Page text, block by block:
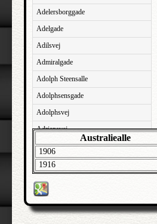
Adelersborggade
Adelgade
Adilsvej
Admiralgade
Adolph Steensalle
Adolphsensgade
Adolphsvej
Adriansvej
Aftenbakken
Agavevej
Agerlandsvej
Agermosen
Agerskovvej
Australiealle
1906
1916